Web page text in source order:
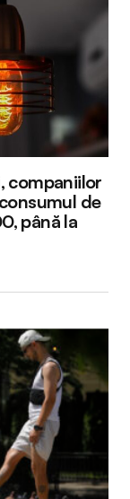
companiilor
de
până la